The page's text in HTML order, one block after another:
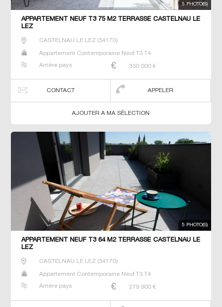
5 PHOTO(S)
APPARTEMENT NEUF T3 75 M2 TERRASSE CASTELNAU LE
LEZ
CASTELNAU LE LEZ(34170)
Appartement Contemporaine Neuf T3 T4
Arrière pays 330 000 €
CONTACT APPELER
AJOUTER A MA SÉLECTION
5 PHOTO(S)
APPARTEMENT NEUF T3 64 M2 TERRASSE CASTELNAU LE
LEZ
CASTELNAU LE LEZ(34170)
Appartement Contemporaine Neuf T3 T4
Arrière pays 279 900 €